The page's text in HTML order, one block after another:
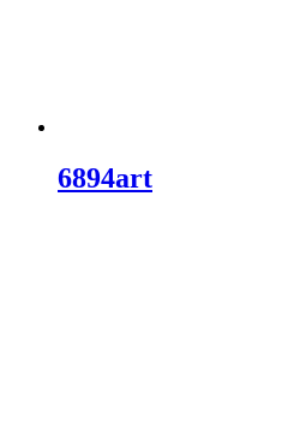
6894art